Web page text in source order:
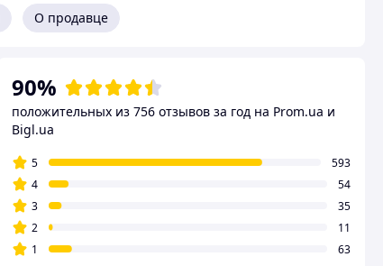
О продавце
90%
положительных из 756 отзывов за год на Prom.ua и
Bigl.ua
5
593
4
54
3
35
2
11
1
63